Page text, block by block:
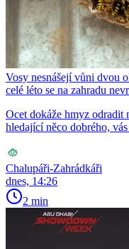
Vosy nesnášejí vůni dvou
celé léto se na zahradu
Ocet dokáže hmyz odradit
hledající něco dobrého,
Chalupáři-Zahrádkáři
dnes, 14:26
2 min